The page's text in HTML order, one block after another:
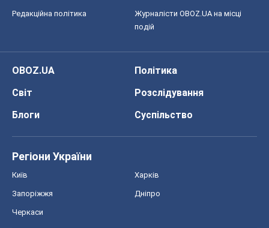
Редакційна політика
Журналісти OBOZ.UA на місці
подій
OBOZ.UA
Політика
Світ
Розслідування
Блоги
Суспільство
Регіони України
Київ Харків
Запоріжжя Дніпро
Черкаси